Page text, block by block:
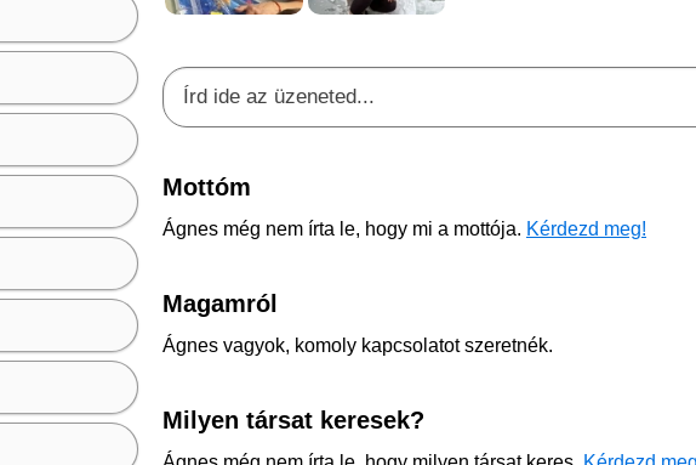
Mottóm
Ágnes még nem írta le, hogy mi a mottója. Kérdezd meg!
Magamról
Ágnes vagyok, komoly kapcsolatot szeretnék.
Milyen társat keresek?